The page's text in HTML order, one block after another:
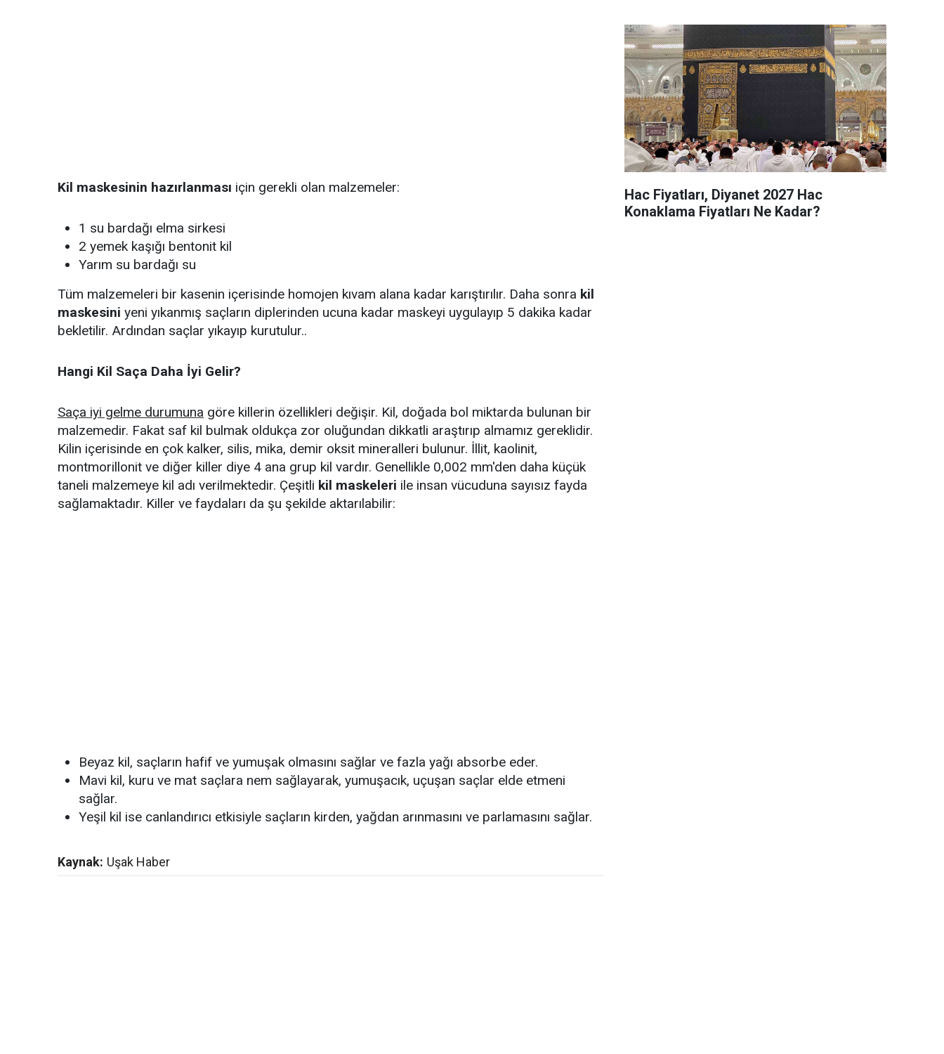
Kil maskesinin hazırlanması için gerekli olan malzemeler:
1 su bardağı elma sirkesi
2 yemek kaşığı bentonit kil
Yarım su bardağı su
Tüm malzemeleri bir kasenin içerisinde homojen kıvam alana kadar karıştırılır. Daha sonra kil
maskesini yeni yıkanmış saçların diplerinden ucuna kadar maskeyi uygulayıp 5 dakika kadar
bekletilir. Ardından saçlar yıkayıp kurutulur..
Hangi Kil Saça Daha İyi Gelir?
Saça iyi gelme durumuna göre killerin özellikleri değişir. Kil, doğada bol miktarda bulunan bir
malzemedir. Fakat saf kil bulmak oldukça zor oluğundan dikkatli araştırıp almamız gereklidir.
Kilin içerisinde en çok kalker, silis, mika, demir oksit mineralleri bulunur. İllit, kaolinit,
montmorillonit ve diğer killer diye 4 ana grup kil vardır. Genellikle 0,002 mm'den daha küçük
taneli malzemeye kil adı verilmektedir. Çeşitli kil maskeleri ile insan vücuduna sayısız fayda
sağlamaktadır. Killer ve faydaları da şu şekilde aktarılabilir:
Beyaz kil, saçların hafif ve yumuşak olmasını sağlar ve fazla yağı absorbe eder.
Mavi kil, kuru ve mat saçlara nem sağlayarak, yumuşacık, uçuşan saçlar elde etmeni
sağlar.
Yeşil kil ise canlandırıcı etkisiyle saçların kirden, yağdan arınmasını ve parlamasını sağlar.
Kaynak: Uşak Haber
Hac Fiyatları, Diyanet 2027 Hac
Konaklama Fiyatları Ne Kadar?